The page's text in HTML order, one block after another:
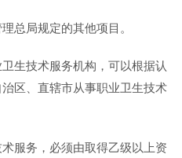
总局规定的其他项目。
生技术服务机构，可以根据认
区、直辖市从事职业卫生技术
服务，必须由取得乙级以上资